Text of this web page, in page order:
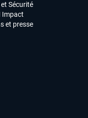
Sécurité
Impact
et presse